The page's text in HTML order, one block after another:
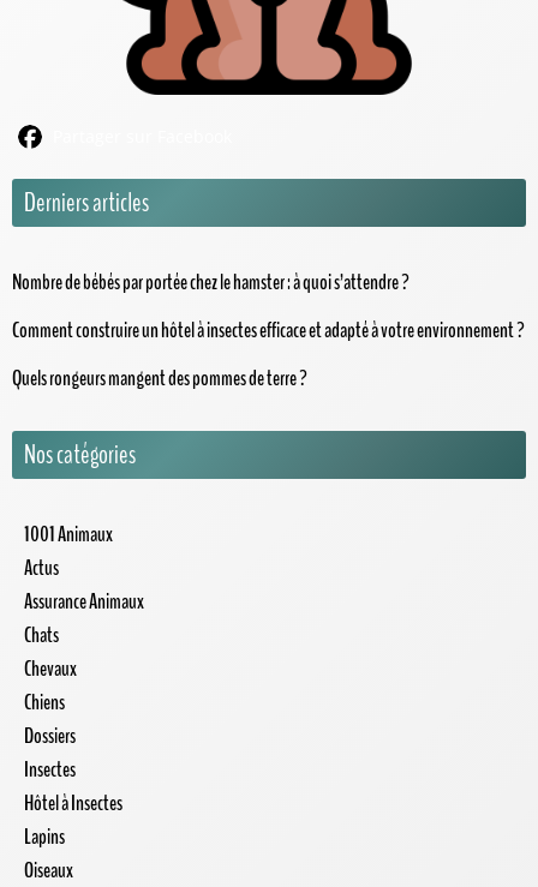
Derniers articles
Nombre de bébés par portée chez le hamster : à quoi s’attendre ?
Comment construire un hôtel à insectes efficace et adapté à votre environnement ?
Quels rongeurs mangent des pommes de terre ?
Nos catégories
1001 Animaux
Actus
Assurance Animaux
Chats
Chevaux
Chiens
Dossiers
Insectes
Hôtel à Insectes
Lapins
Oiseaux